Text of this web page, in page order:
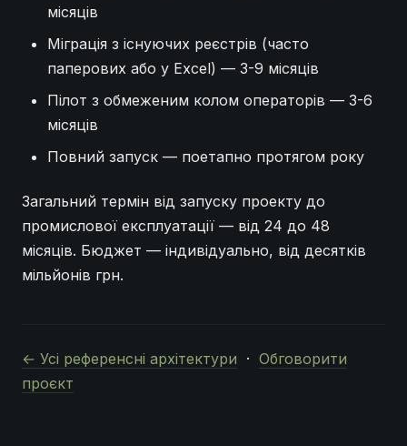
місяців
Міграція з існуючих реєстрів (часто
паперових або у Excel) — 3-9 місяців
Пілот з обмеженим колом операторів — 3-6
місяців
Повний запуск — поетапно протягом року
Загальний термін від запуску проекту до
промислової експлуатації — від 24 до 48
місяців. Бюджет — індивідуально, від десятків
мільйонів грн.
← Усі референсні архітектури · Обговорити
проєкт